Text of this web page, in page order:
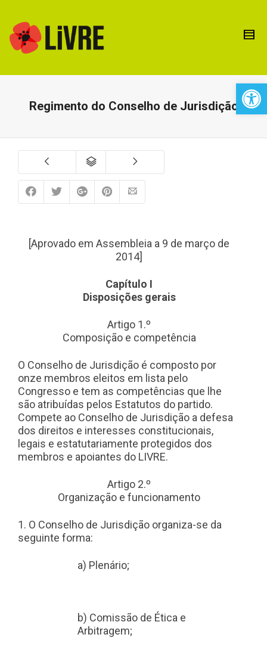
Regimento do Conselho de Jurisdição
[Aprovado em Assembleia a 9 de março de
2014]
Capítulo I
Disposições gerais
Artigo 1.º
Composição e competência
O Conselho de Jurisdição é composto por
onze membros eleitos em lista pelo
Congresso e tem as competências que lhe
são atribuídas pelos Estatutos do partido.
Compete ao Conselho de Jurisdição a defesa
dos direitos e interesses constitucionais,
legais e estatutariamente protegidos dos
membros e apoiantes do LIVRE.
Artigo 2.º
Organização e funcionamento
1. O Conselho de Jurisdição organiza-se da
seguinte forma:
a) Plenário;
b) Comissão de Ética e
Arbitragem;